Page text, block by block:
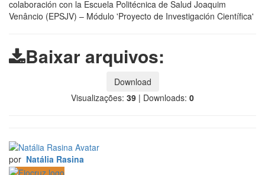
colaboración con la Escuela Politécnica de Salud Joaquim
Venâncio (EPSJV) – Módulo 'Proyecto de Investigación Científica'
Baixar arquivos:
Download
Visualizações: 39 | Downloads: 0
por Natália Rasina